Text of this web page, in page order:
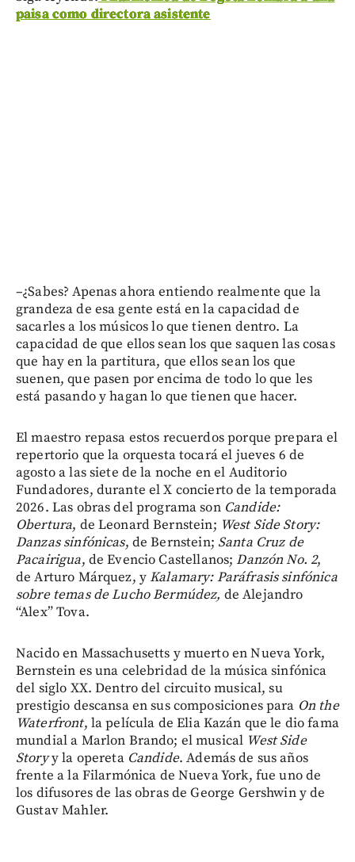
paisa como directora asistente
–¿Sabes? Apenas ahora entiendo realmente que la
grandeza de esa gente está en la capacidad de
sacarles a los músicos lo que tienen dentro. La
capacidad de que ellos sean los que saquen las cosas
que hay en la partitura, que ellos sean los que
suenen, que pasen por encima de todo lo que les
está pasando y hagan lo que tienen que hacer.
El maestro repasa estos recuerdos porque prepara el
repertorio que la orquesta tocará el jueves 6 de
agosto a las siete de la noche en el Auditorio
Fundadores, durante el X concierto de la temporada
2026. Las obras del programa son Candide:
Obertura, de Leonard Bernstein; West Side Story:
Danzas sinfónicas, de Bernstein; Santa Cruz de
Pacairigua, de Evencio Castellanos;Danzón No. 2,
de Arturo Márquez, yKalamary: Paráfrasis sinfónica
sobre temas de Lucho Bermúdez, de Alejandro
“Alex” Tova.
Nacido en Massachusetts y muerto en Nueva York,
Bernstein es una celebridad de la música sinfónica
del siglo XX. Dentro del circuito musical, su
prestigio descansa en sus composiciones para On the
Waterfront, la película de Elia Kazán que le dio fama
mundial a Marlon Brando; el musical West Side
Storyy la opereta Candide. Además de sus años
frente a la Filarmónica de Nueva York, fue uno de
los difusores de las obras de George Gershwin y de
Gustav Mahler.